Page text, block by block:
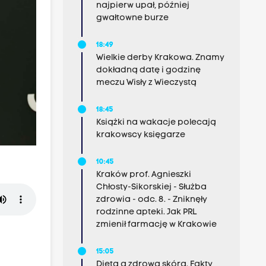
najpierw upał, później
gwałtowne burze
18:49
Wielkie derby Krakowa. Znamy
dokładną datę i godzinę
meczu Wisły z Wieczystą
18:45
Książki na wakacje polecają
krakowscy księgarze
10:45
Kraków prof. Agnieszki
Chłosty-Sikorskiej - Służba
zdrowia - odc. 8. - Zniknęły
rodzinne apteki. Jak PRL
zmienił farmację w Krakowie
15:05